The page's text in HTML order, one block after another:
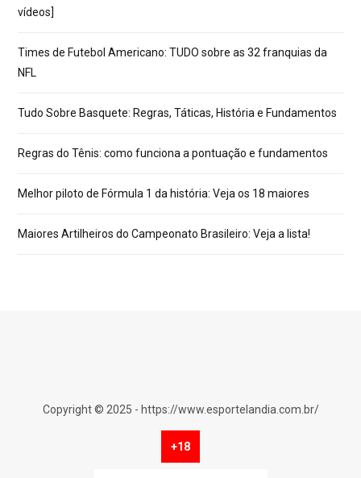
vídeos]
Times de Futebol Americano: TUDO sobre as 32 franquias da
NFL
Tudo Sobre Basquete: Regras, Táticas, História e Fundamentos
Regras do Tênis: como funciona a pontuação e fundamentos
Melhor piloto de Fórmula 1 da história: Veja os 18 maiores
Maiores Artilheiros do Campeonato Brasileiro: Veja a lista!
Copyright © 2025 - https://www.esportelandia.com.br/
+18